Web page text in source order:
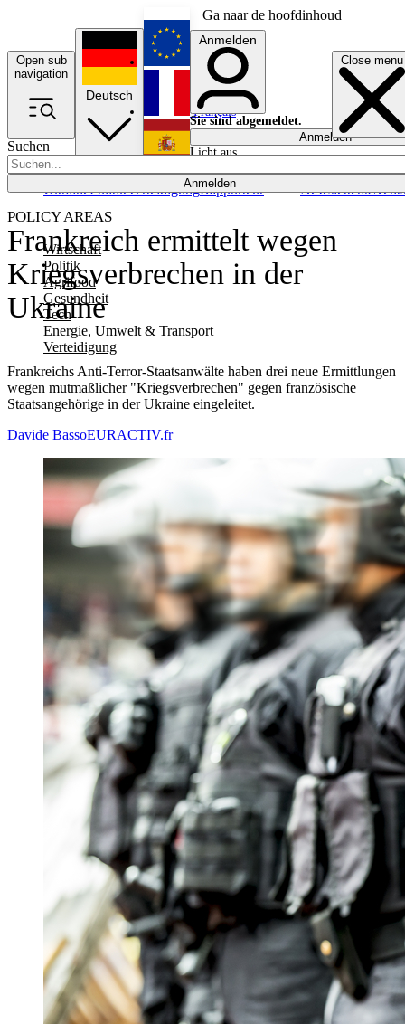
Ga naar de hoofdinhoud
Open sub
navigation
Close menu
Suchen
Anmelden
POLICY AREAS
Wirtschaft
Politik
Agrifood
Gesundheit
Tech
Energie, Umwelt & Transport
Verteidigung
UkrainePolitikVerteidigungRapporteur NewslettersEvents
Deutsch
English
Français
Anmelden
Sie sind abgemeldet.
Anmelden
Licht aus
Frankreich ermittelt wegen
Kriegsverbrechen in der
Ukraine
Frankreichs Anti-Terror-Staatsanwälte haben drei neue Ermittlungen
wegen mutmaßlicher "Kriegsverbrechen" gegen französische
Staatsangehörige in der Ukraine eingeleitet.
Davide BassoEURACTIV.fr